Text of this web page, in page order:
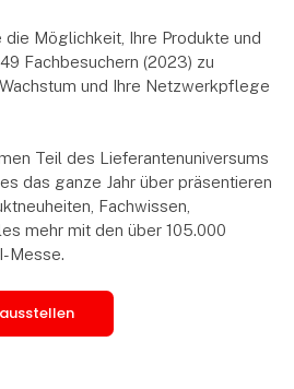
Möglichkeit, Ihre Produkte und
Fachbesuchern (2023) zu
und Ihre Netzwerkpflege
Teil des Lieferantenuniversums
das ganze Jahr über präsentieren
Fachwissen,
mehr mit den über 105.000
Messe.